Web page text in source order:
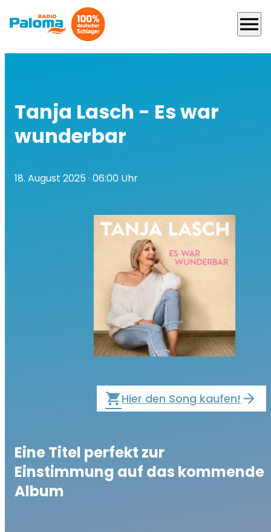
menu
Tanja Lasch - Es war
wunderbar
18. August 2025· 06:00 Uhr
local_grocery_storeHier den Song kaufen!
Eine Titel perfekt zur
Einstimmung auf das kommende
Album